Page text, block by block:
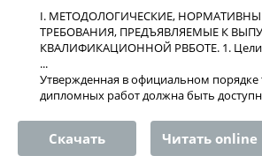
I. МЕТОДОЛОГИЧЕСКИЕ,
ТРЕБОВАНИЯ, ПРЕДЪЯВЛЯЕМЫЕ К
КВАЛИФИКАЦИОННОЙ РВБОТЕ. 1. Цели
...
Утвержденная в официальном порядке
дипломных работ должна быть
Скачать Читать online